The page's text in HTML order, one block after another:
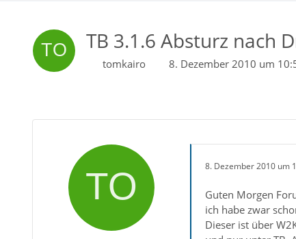
TB 3.1.6 Absturz nach
tomkairo 8. Dezember 2010 um
8. Dezember 2010 um
Guten Morgen
ich habe zwar
Dieser ist über